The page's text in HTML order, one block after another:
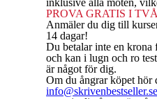
PROVA GRATIS I
Anmäler du dig till
14 dagar!
Du betalar inte en krona
och kan i lugn och ro
är något för dig.
Om du ångrar köpet hör
info@skrivenbestseller.se